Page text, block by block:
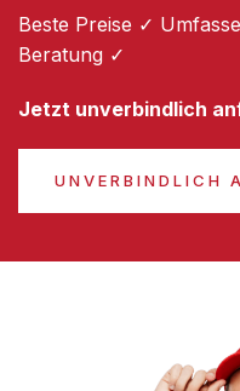
Beste Preise ✓
Beratung ✓
Jetzt unverbindlich
UNVERBINDLICH